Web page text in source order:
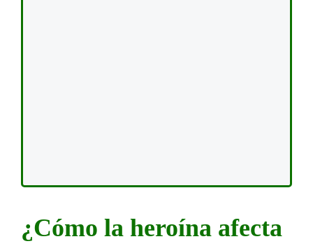
¿Cómo la heroína afecta